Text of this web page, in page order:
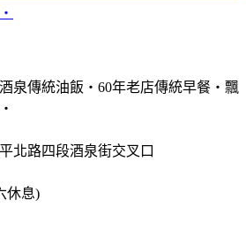
泉傳統油飯‧60年老店傳統早餐‧飄
北路四段酒泉街交叉口
休息)